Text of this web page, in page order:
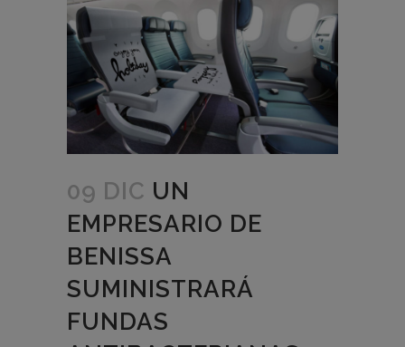
09 DIC UN
EMPRESARIO DE
BENISSA
SUMINISTRARÁ
FUNDAS